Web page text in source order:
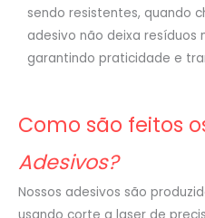
sendo resistentes, quando
adesivo não deixa resíduos
garantindo praticidade e
Como são feitos
Adesivos?
Nossos adesivos são